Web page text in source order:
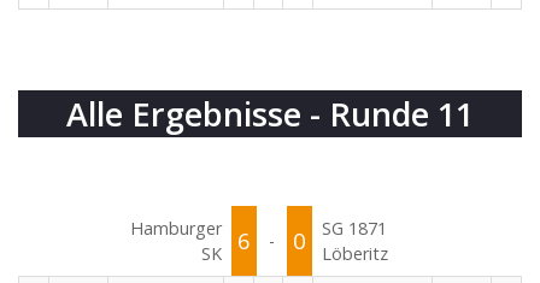
Alle Ergebnisse - Runde 11
Hamburger
SK
6 - 0
SG 1871
Löberitz